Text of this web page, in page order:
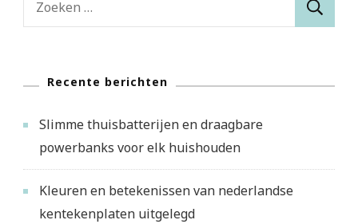
Recente berichten
Slimme thuisbatterijen en draagbare
powerbanks voor elk huishouden
Kleuren en betekenissen van nederlandse
kentekenplaten uitgelegd